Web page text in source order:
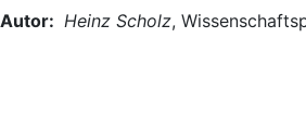
Autor: Heinz Scholz,